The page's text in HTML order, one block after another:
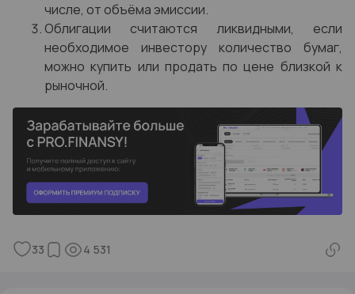
числе, от объёма эмиссии.
Облигации считаются ликвидными, если
необходимое инвестору количество бумаг,
можно купить или продать по цене близкой к
рыночной.
33 4 531